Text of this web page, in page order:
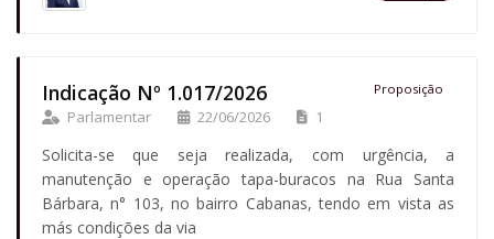
Indicação Nº 1.017/2026 Proposição
Parlamentar 22/06/2026 1
Solicita-se que seja realizada, com urgência, a
manutenção e operação tapa-buracos na Rua Santa
Bárbara, n° 103, no bairro Cabanas, tendo em vista as
más condições da via